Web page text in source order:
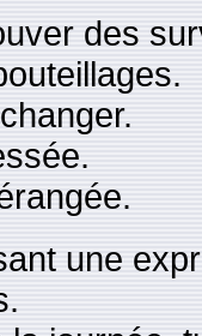
des
une